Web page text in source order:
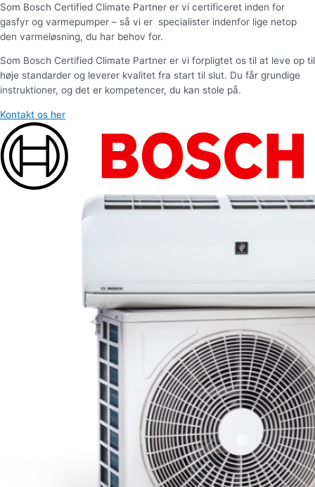
Som Bosch Certified Climate Partner er vi certificeret inden for
gasfyr og varmepumper – så vi er specialister indenfor lige netop
den varmeløsning, du har behov for.
Som Bosch Certified Climate Partner er vi forpligtet os til at leve op til
høje standarder og leverer kvalitet fra start til slut. Du får grundige
instruktioner, og det er kompetencer, du kan stole på.
Kontakt os her